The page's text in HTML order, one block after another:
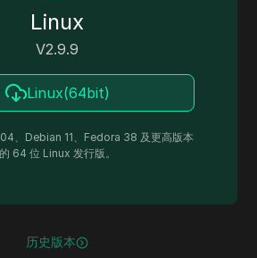
Linux
V2.9.9
Linux(64bit)
、Debian 11、Fedora 38 及更高版本
的 64 位 Linux 发行版。
历史版本